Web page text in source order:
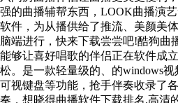
强的曲播辅帮东西，LOOK曲播演
软件，为从播供给了推流、美颜美
脑端进行，快来下载尝尝吧!酷狗曲
能够让喜好唱歌的伴侣正在软件成
松。是一款轻量级的、的windows视
可视键盘等功能，抢手伴奏收录了
奏，想晓得曲播软件下载排名,高清